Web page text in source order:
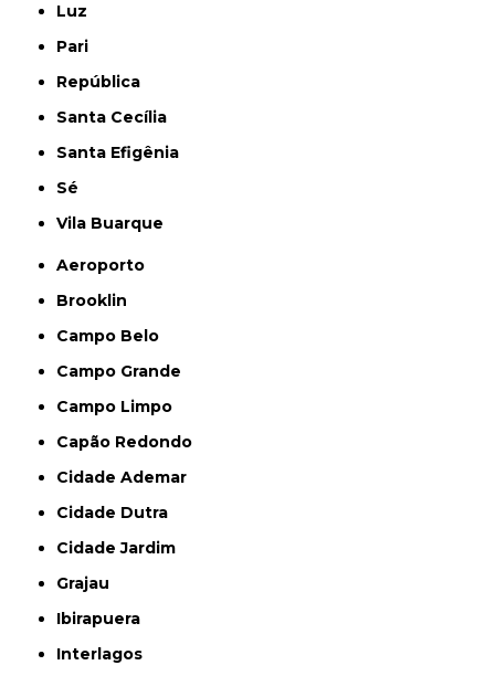
Luz
Pari
República
Santa Cecília
Santa Efigênia
Sé
Vila Buarque
Aeroporto
Brooklin
Campo Belo
Campo Grande
Campo Limpo
Capão Redondo
Cidade Ademar
Cidade Dutra
Cidade Jardim
Grajau
Ibirapuera
Interlagos